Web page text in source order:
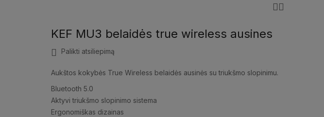
KEF MU3 belaidės true wireless ausines
Palikti atsiliepimą
Aukštos kokybės True Wireless belaidės ausinės su triukšmo slopinimu.
Bluetooth 5.0
Aktyvi triukšmo slopinimo sistema
Ergonomiškas dizainas